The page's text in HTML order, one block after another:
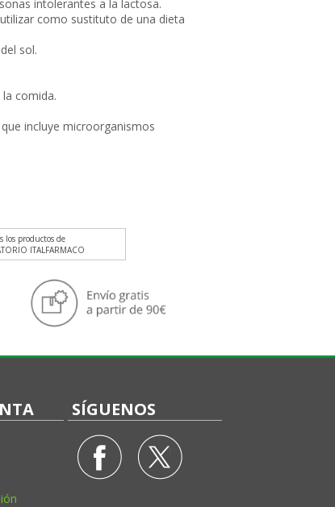
intolerantes a la lactosa.
como sustituto de una dieta
sol.
comida.
incluye microorganismos
los productos de
ITALFARMACO
SÍGUENOS